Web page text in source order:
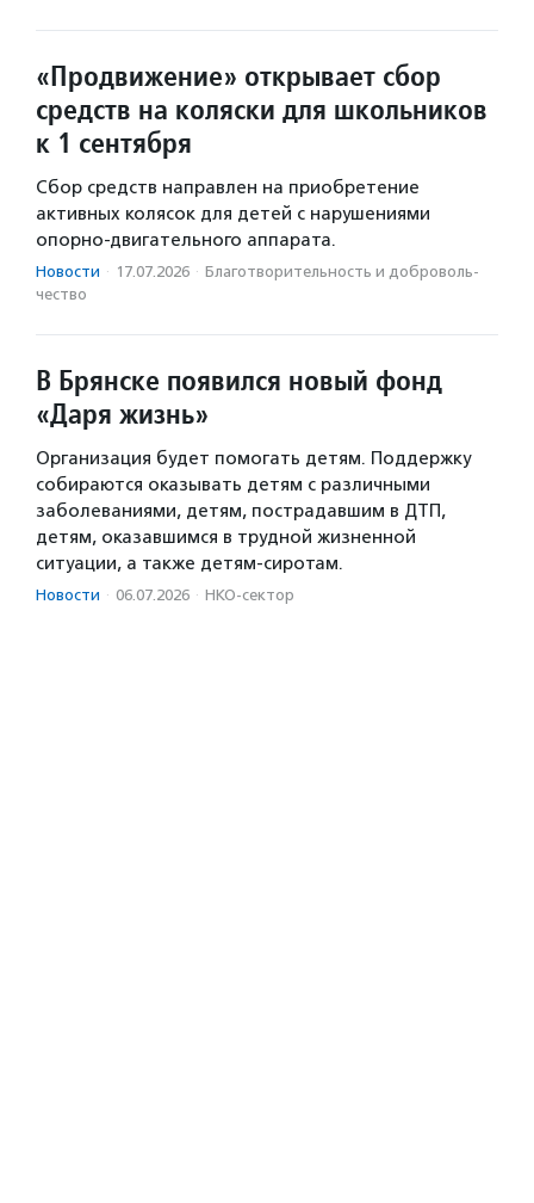
«Продвижение» открывает сбор
средств на коляски для школьников
к 1 сентября
Сбор средств направлен на приобретение
активных колясок для детей с нарушениями
опорно-двигательного аппарата.
Новости · 17.07.2026 · Благотвори­тель­ность и доброволь­
чест­во
В Брянске появился новый фонд
«Даря жизнь»
Организация будет помогать детям. Поддержку
собираются оказывать детям с различными
заболеваниями, детям, пострадавшим в ДТП,
детям, оказавшимся в трудной жизненной
ситуации, а также детям-сиротам.
Новости · 06.07.2026 · НКО-сектор